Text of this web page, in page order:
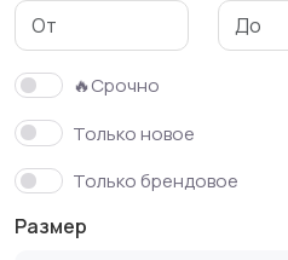
10
🔥Срочно
Только новое
Только брендовое
Размер